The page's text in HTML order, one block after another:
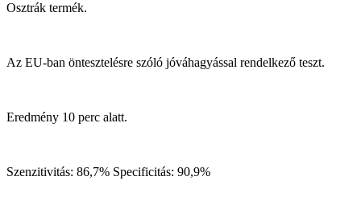
Osztrák termék.
Az EU-ban öntesztelésre szóló jóváhagyással rendelkező teszt.
Eredmény 10 perc alatt.
Szenzitivitás: 86,7% Specificitás: 90,9%